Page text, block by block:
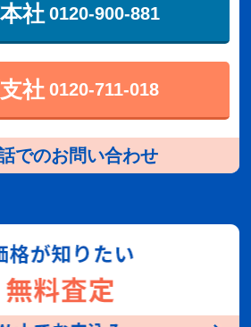
社 0120-900-881
社 0120-711-018
でのお問い合わせ